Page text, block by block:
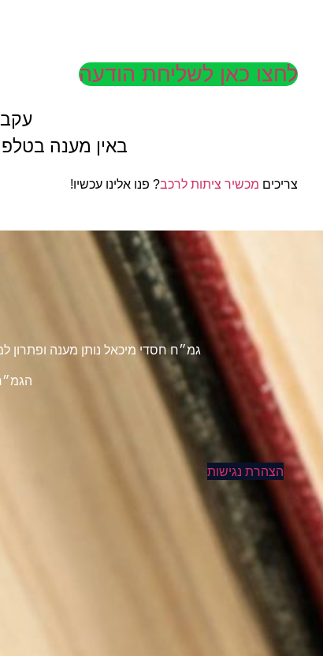
לחצו כאן לשליחת הודעה
עקב
באין מענה
צריכים מכשיר ציתות לרכב? פנו אלינו עכשיו!
גמ״ח חסדי מיכאל נותן מענה ופתרון
הצהרת נגישות